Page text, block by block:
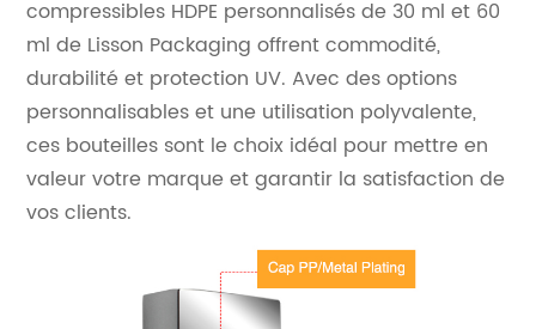
compressibles HDPE personnalisés de 30 ml et 60
ml de Lisson Packaging offrent commodité,
durabilité et protection UV. Avec des options
personnalisables et une utilisation polyvalente,
ces bouteilles sont le choix idéal pour mettre en
valeur votre marque et garantir la satisfaction de
vos clients.